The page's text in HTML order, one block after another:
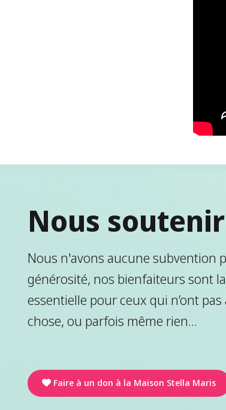
Nous soutenir
Nous n'avons aucune subvention
générosité, nos bienfaiteurs sont
essentielle pour ceux qui n’ont pas
chose, ou parfois même rien...
Faire à un don à la Maison Stella Maris